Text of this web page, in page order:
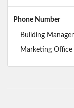
Phone Number
Building
Marketing Office